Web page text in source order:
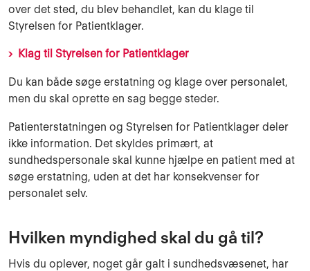
over det sted, du blev behandlet, kan du klage til
Styrelsen for Patientklager.
Klag til Styrelsen for Patientklager
Du kan både søge erstatning og klage over personalet,
men du skal oprette en sag begge steder.
Patienterstatningen og Styrelsen for Patientklager deler
ikke information. Det skyldes primært, at
sundhedspersonale skal kunne hjælpe en patient med at
søge erstatning, uden at det har konsekvenser for
personalet selv.
Hvilken myndighed skal du gå til?
Hvis du oplever, noget går galt i sundhedsvæsenet, har